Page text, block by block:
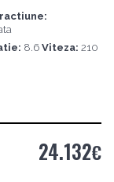
8.6 Viteza:210
24.132€